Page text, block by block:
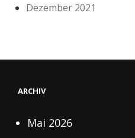
Dezember 2021
ARCHIV
Mai 2026